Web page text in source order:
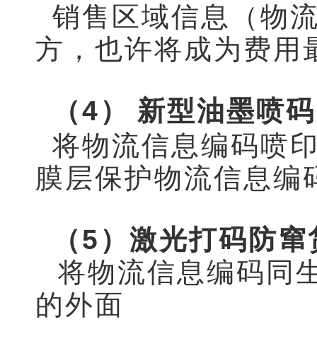
销售区域信息（物
方，也许将成为费用
（4）
新型油墨喷
将物流信息编码喷
膜层保护物流信息编
（5）激光打码防窜
将物流信息编码同
的外面